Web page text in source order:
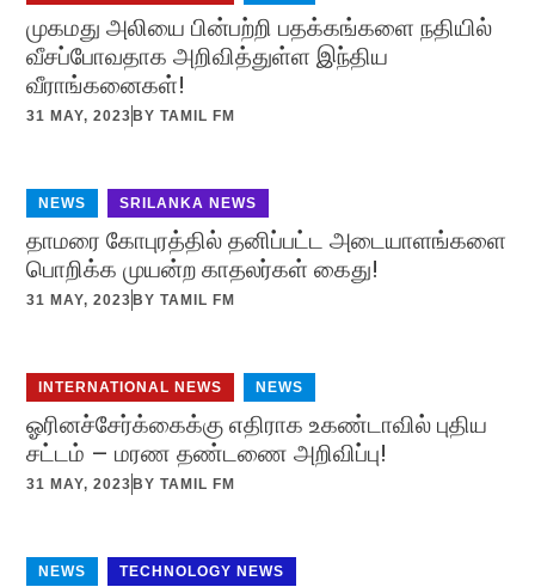
முகமது அலியை பின்பற்றி பதக்கங்களை நதியில்
வீசப்போவதாக அறிவித்துள்ள இந்திய
வீராங்கனைகள்!
31 MAY, 2023 BYTAMIL FM
NEWS SRILANKA NEWS
தாமரை கோபுரத்தில் தனிப்பட்ட அடையாளங்களை
பொறிக்க முயன்ற காதலர்கள் கைது!
31 MAY, 2023 BYTAMIL FM
INTERNATIONAL NEWS NEWS
ஓரினச்சேர்க்கைக்கு எதிராக உகண்டாவில் புதிய
சட்டம் – மரண தண்டணை அறிவிப்பு!
31 MAY, 2023 BYTAMIL FM
NEWS TECHNOLOGY NEWS